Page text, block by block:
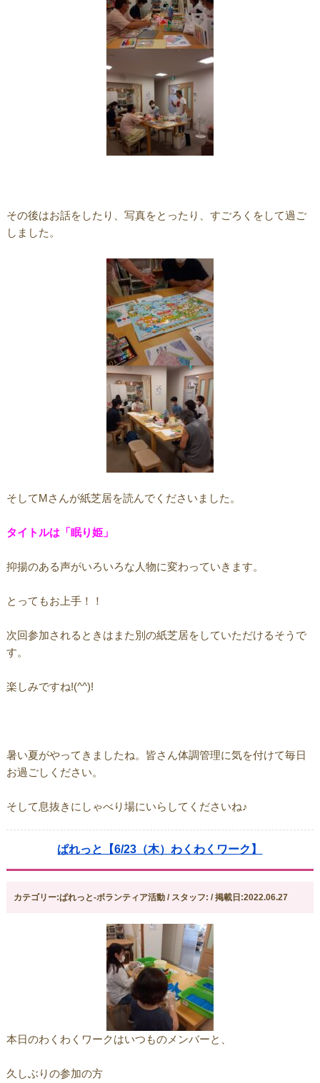
その後はお話をしたり、写真をとったり、すごろくをして過ご
しました。
そしてMさんが紙芝居を読んでくださいました。
タイトルは「眠り姫」
抑揚のある声がいろいろな人物に変わっていきます。
とってもお上手！！
次回参加されるときはまた別の紙芝居をしていただけるそうで
す。
楽しみですね!(^^)!
暑い夏がやってきましたね。皆さん体調管理に気を付けて毎日
お過ごしください。
そして息抜きにしゃべり場にいらしてくださいね♪
ぱれっと【6/23（木）わくわくワーク】
カテゴリー:ぱれっと-ボランティア活動 / スタッフ: / 掲載日:2022.06.27
本日のわくわくワークはいつものメンバーと、
久しぶりの参加の方